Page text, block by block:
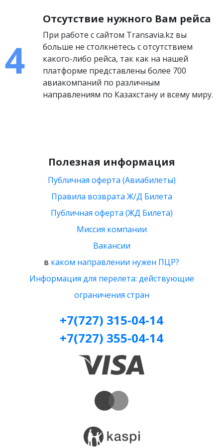
Отсутствие нужного Вам рейса
При работе с сайтом Transavia.kz вы
больше не столкнётесь с отсутствием
какого-либо рейса, так как на нашей
платформе представлены более 700
авиакомпаний по различным
направлениям по Казахстану и всему миру.
Полезная информация
Публичная оферта (Авиабилеты)
Правила возврата Ж/Д Билета
Публичная оферта (ЖД Билета)
Миссия компании
Вакансии
в каком направлении нужен ПЦР?
Информация для перелета: действующие
ограничения стран
+7(727) 315-04-14
+7(727) 355-04-14